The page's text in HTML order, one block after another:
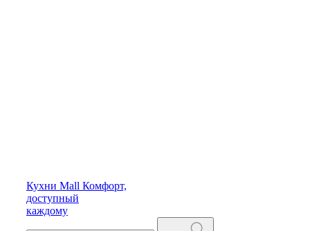
Кухни Mall Комфорт,
доступный
каждому